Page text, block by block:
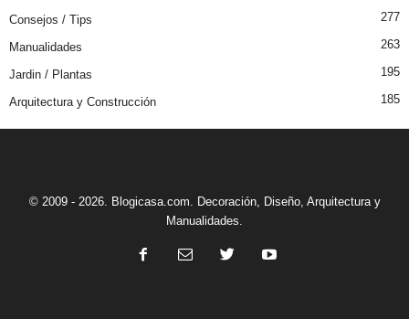
Consejos / Tips 277
Manualidades 263
Jardin / Plantas 195
Arquitectura y Construcción 185
© 2009 - 2026. Blogicasa.com. Decoración, Diseño, Arquitectura y
Manualidades.